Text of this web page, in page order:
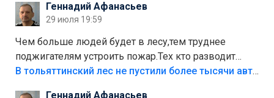
лежала в парке и испортилась.Да еще,видимо,часть
украли.
Геннадий Афанасьев
29 июля 19:59
Чем больше людей будет в лесу,тем труднее
поджигателям устроить пожар.Тех кто разводит
костры,тех надо безбожно штрафовать.Камер полно
В тольяттинский лес не пустили более тысячи автомобилей
Геннадий Афанасьев